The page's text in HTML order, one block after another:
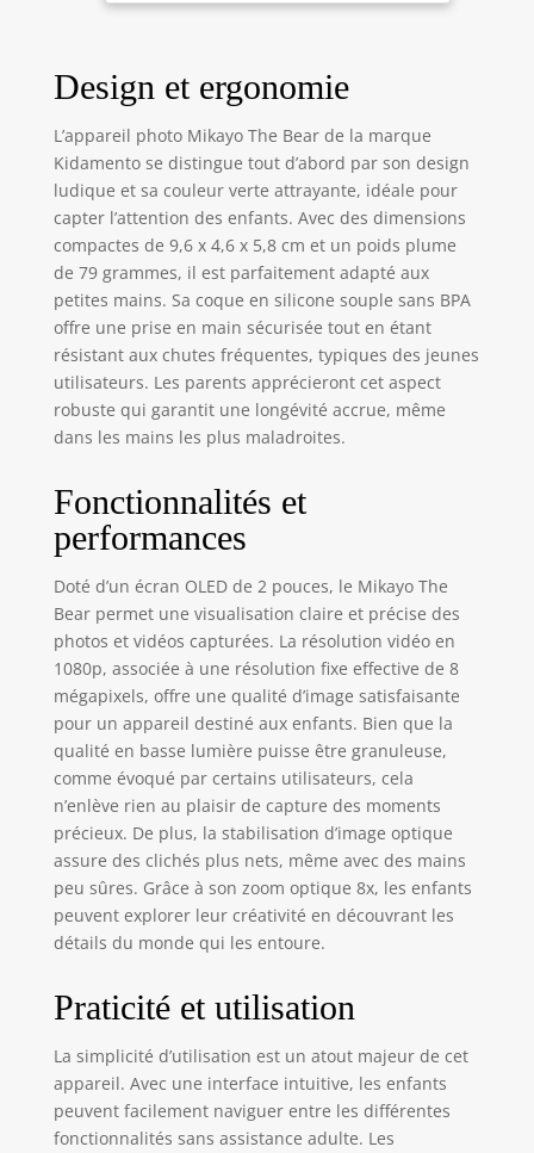
ans. Sa conception
simple permet aux
plus jeunes de
prendre confiance
en eux et de régler
les différents
modes et
paramètres en
toute autonomie.
Durable et sûr : ce
caméscope
numérique pour
enfants est doté
d'un boîtier en
silicone léger et
et suffisamment
et aux jeux
violents. il est
exempt de PVC, de
métaux lourds, de
phtalates et de
BPA. MODES ET
FONCTIONNALITÉS
INTELLIGENTS : Cet
appareil photo
numérique jouet
offre des
fonctionnalités
appréciées des
enfants, comme
des filtres et des
cadres, un
selfies et un mode
continue, leur
offrant de
nombreuses
façons amusantes
Design et ergonomie
L’appareil photo Mikayo The Bear de la marque
Kidamento se distingue tout d’abord par son design
ludique et sa couleur verte attrayante, idéale pour
capter l’attention des enfants. Avec des dimensions
compactes de 9,6 x 4,6 x 5,8 cm et un poids plume
de 79 grammes, il est parfaitement adapté aux
petites mains. Sa coque en silicone souple sans BPA
offre une prise en main sécurisée tout en étant
résistant aux chutes fréquentes, typiques des jeunes
utilisateurs. Les parents apprécieront cet aspect
robuste qui garantit une longévité accrue, même
dans les mains les plus maladroites.
Fonctionnalités et
performances
Doté d’un écran OLED de 2 pouces, le Mikayo The
Bear permet une visualisation claire et précise des
photos et vidéos capturées. La résolution vidéo en
1080p, associée à une résolution fixe effective de 8
mégapixels, offre une qualité d’image satisfaisante
pour un appareil destiné aux enfants. Bien que la
qualité en basse lumière puisse être granuleuse,
comme évoqué par certains utilisateurs, cela
n’enlève rien au plaisir de capture des moments
précieux. De plus, la stabilisation d’image optique
assure des clichés plus nets, même avec des mains
peu sûres. Grâce à son zoom optique 8x, les enfants
peuvent explorer leur créativité en découvrant les
détails du monde qui les entoure.
Praticité et utilisation
La simplicité d’utilisation est un atout majeur de cet
appareil. Avec une interface intuitive, les enfants
peuvent facilement naviguer entre les différentes
fonctionnalités sans assistance adulte. Les